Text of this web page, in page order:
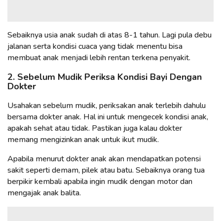
Sebaiknya usia anak sudah di atas 8-1 tahun. Lagi pula debu
jalanan serta kondisi cuaca yang tidak menentu bisa
membuat anak menjadi lebih rentan terkena penyakit.
2. Sebelum Mudik Periksa Kondisi Bayi Dengan
Dokter
Usahakan sebelum mudik, periksakan anak terlebih dahulu
bersama dokter anak. Hal ini untuk mengecek kondisi anak,
apakah sehat atau tidak. Pastikan juga kalau dokter
memang mengizinkan anak untuk ikut mudik.
Apabila menurut dokter anak akan mendapatkan potensi
sakit seperti demam, pilek atau batu. Sebaiknya orang tua
berpikir kembali apabila ingin mudik dengan motor dan
mengajak anak balita.